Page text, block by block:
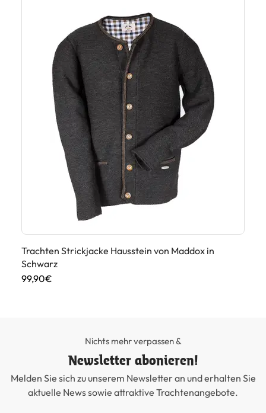
Trachten Strickjacke Hausstein von Maddox in
Schwarz
99,90€
Nichts mehr verpassen &
Newsletter abonieren!
Melden Sie sich zu unserem Newsletter an und erhalten Sie
aktuelle News sowie attraktive Trachtenangebote.